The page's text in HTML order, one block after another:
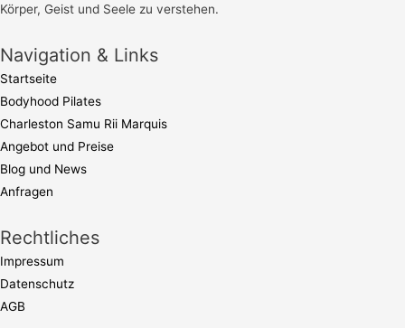
Körper, Geist und Seele zu verstehen.
Navigation & Links
Startseite
Bodyhood Pilates
Charleston Samu Rii Marquis
Angebot und Preise
Blog und News
Anfragen
Rechtliches
Impressum
Datenschutz
AGB